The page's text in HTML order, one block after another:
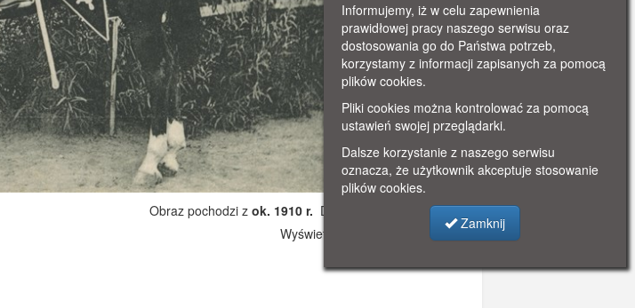
Obraz pochodzi z ok. 1910 r. Dodano: 2019-10-26 00:33
Wyświetlono: 3711
Informujemy, iż w celu zapewnienia
prawidłowej pracy naszego serwisu oraz
dostosowania go do Państwa potrzeb,
korzystamy z informacji zapisanych za pomocą
plików cookies.
Pliki cookies można kontrolować za pomocą
ustawień swojej przeglądarki.
Dalsze korzystanie z naszego serwisu
oznacza, że użytkownik akceptuje stosowanie
plików cookies.
Zamknij